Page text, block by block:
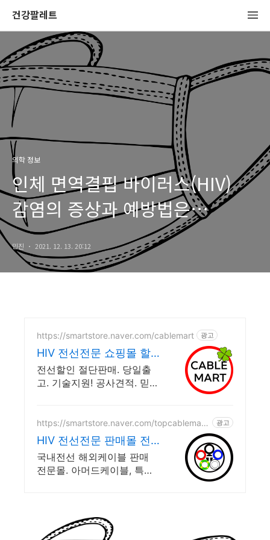
건강팔레트
의학 정보
인체 면역결핍 바이러스(HIV)
감염의 증상과 예방법은
무엇일까요?
민진 2021. 12. 13. 20:12
https://smartstore.naver.com/cablemart 광고
HIV 전선전문 쇼핑몰 할
인판매 절단판매 오늘출
발
전선할인 절단판매. 당일출
고. 기술지원! 공사견적. 믿을
수 있는 전선전문업체에서
지금 바로 구매하세요
https://smartstore.naver.com/topcablemark
광고
HIV 전선전문 판매몰 전
선케이블 전문업체 판매
몰
국내전선 해외케이블 판매
전문몰. 아머드케이블, 특수
체에서 지금 바로 구매하세
요